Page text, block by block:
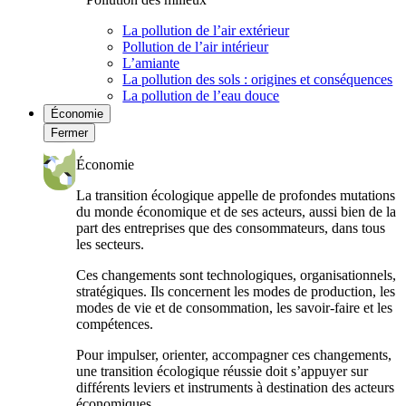
La pollution de l’air extérieur
Pollution de l’air intérieur
L’amiante
La pollution des sols : origines et conséquences
La pollution de l’eau douce
Économie
Fermer
Économie
La transition écologique appelle de profondes mutations
du monde économique et de ses acteurs, aussi bien de la
part des entreprises que des consommateurs, dans tous
les secteurs.
Ces changements sont technologiques, organisationnels,
stratégiques. Ils concernent les modes de production, les
modes de vie et de consommation, les savoir-faire et les
compétences.
Pour impulser, orienter, accompagner ces changements,
une transition écologique réussie doit s’appuyer sur
différents leviers et instruments à destination des acteurs